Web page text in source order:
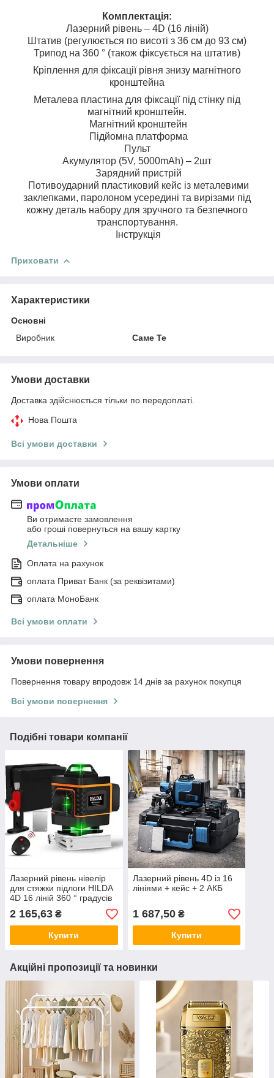
Комплектація:
Лазерний рівень – 4D (16 ліній)
Штатив (регулюється по висоті з 36 см до 93 см)
Трипод на 360 ° (також фіксується на штатив)
Кріплення для фіксації рівня знизу магнітного
кронштейна
Металева пластина для фіксації під стінку під
магнітний кронштейн.
Магнітний кронштейн
Підйомна платформа
Пульт
Акумулятор (5V, 5000mAh) – 2шт
Зарядний пристрій
Потивоударний пластиковий кейс із металевими
заклепками, паролоном усередині та вирізами під
кожну деталь набору для зручного та безпечного
транспортування.
Інструкція
Приховати
Характеристики
Основні
Виробник
Саме Те
Умови доставки
Доставка здійснюється тільки по передоплаті.
Нова Пошта
Всі умови доставки
Умови оплати
Ви отримаєте замовлення
або гроші повернуться на вашу картку
Детальніше
Оплата на рахунок
оплата Приват Банк (за реквізитами)
оплата МоноБанк
Всі умови оплати
Умови повернення
Повернення товару впродовж 14 днів за рахунок покупця
Всі умови повернення
Подібні товари компанії
Лазерний рівень нівелір
для стяжки підлоги HILDA
4D 16 ліній 360 ° градусів
Зелений промінь + пульт +
акумулятор
2 165,63 ₴
Купити
Лазерний рівень 4D із 16
лініями + кейс + 2 АКБ
1 687,50₴
Купити
Акційні пропозиції та новинки